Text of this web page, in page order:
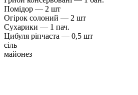
Помідор — 2 шт
Огірок солоний — 2 шт
Сухарики — 1 пач.
Цибуля ріпчаста — 0,5 шт
сіль
майонез